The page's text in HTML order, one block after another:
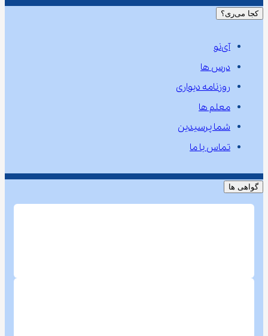
کجا می‌ری؟
آی‌نو
درس ها
روزنامه دیواری
معلم ها
شما پرسیدین
تماس با ما
گواهی ها